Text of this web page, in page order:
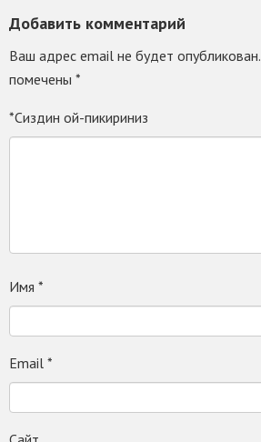
Добавить комментарий
Ваш адрес email не будет опубликован.
помечены *
*Сиздин ой-пикириниз
Имя *
Email *